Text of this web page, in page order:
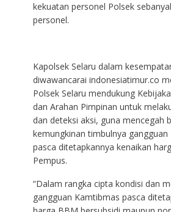
kekuatan personel Polsek
personel.
Kapolsek Selaru dalam
diwawancarai indonesiatimur.co
Polsek Selaru mendukung
dan Arahan Pimpinan untuk
dan deteksi aksi, guna mencegah
kemungkinan timbulnya
pasca ditetapkannya kenaikan
Pempus.
“Dalam rangka cipta kondisi dan
gangguan Kamtibmas pasca